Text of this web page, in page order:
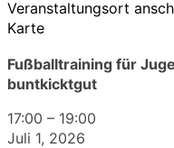
Veranstaltungsort
Karte
Fußballtraining für
buntkicktgut
17:00 – 19:00
Juli 1, 2026